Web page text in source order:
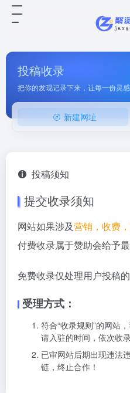
投稿收录
把你的发现记录下来，让每一份灵
新建网址
投稿须知
提交收录须知
网站如果涉及营销，收费
付费收录属于赞助会给予
免费收录仅处理用户投稿
受理方式：
符合“收录规则”的网站
请入驻的时间，依次收
已审网站后期出现违法
链，终止合作！